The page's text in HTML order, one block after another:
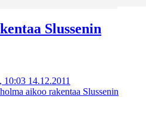
Slussenin
10:03 14.12.2011
aikoo rakentaa Slussenin